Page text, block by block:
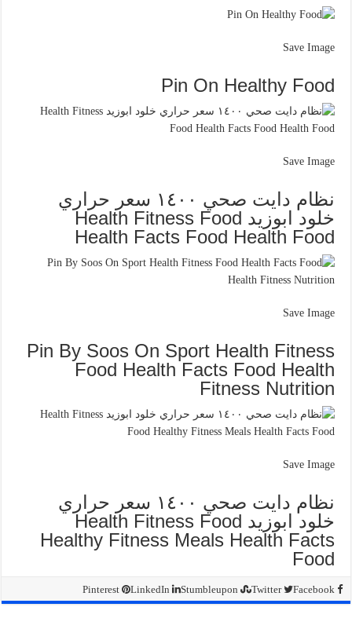
Save Image
Pin On Healthy Food
Save Image
نظام دايت صحي ١٤٠٠ سعر حراري
خلود ابوزيد Health Fitness Food
Health Facts Food Health Food
Save Image
Pin By Soos On Sport Health Fitness
Food Health Facts Food Health
Fitness Nutrition
Save Image
نظام دايت صحي ١٤٠٠ سعر حراري
خلود ابوزيد Health Fitness Food
Healthy Fitness Meals Health Facts
Food
Facebook
Twitter
Stumbleupon
LinkedIn
Pinterest